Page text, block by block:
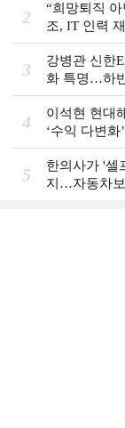
2
“희망퇴직
조, IT 인력
권 하투(夏鬪
3
강병관 신한
화 특명…하
한금융, 부스
4
이석현 현대
‘수익 다변
5
한의사가 '셀
지…자동차